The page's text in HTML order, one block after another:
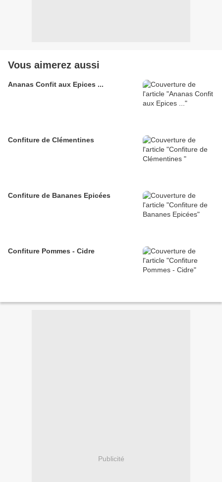
Vous aimerez aussi
Ananas Confit aux Epices ...
Confiture de Clémentines
Confiture de Bananes Epicées
Confiture Pommes - Cidre
Publicité